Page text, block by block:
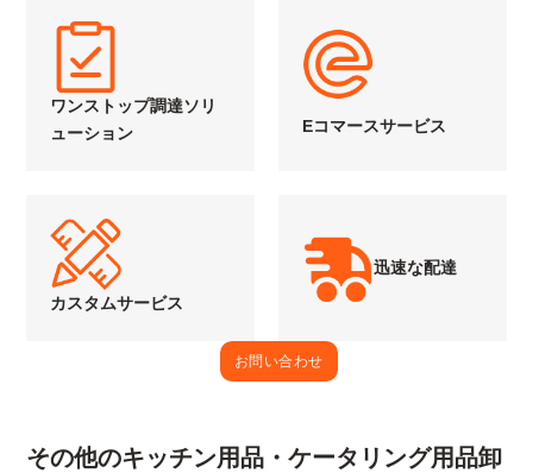
ワンストップ調達ソリ
ューション
Eコマースサービス
カスタムサービス
迅速な配達
お問い合わせ
その他のキッチン用品・ケータリング用品卸